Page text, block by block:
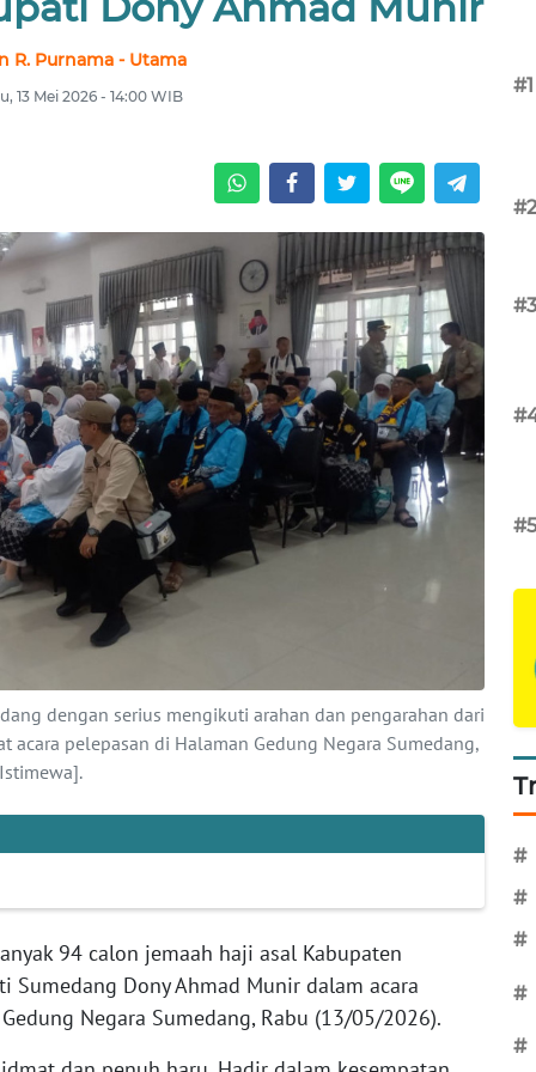
R. Purnama - Utama
13 Mei 2026 - 14:00 WIB
dengan serius mengikuti arahan dan pengarahan dari
acara pelepasan di Halaman Gedung Negara Sumedang,
94 calon jemaah haji asal Kabupaten
Sumedang Dony Ahmad Munir dalam acara
Negara Sumedang, Rabu (13/05/2026).
#1
#2
#3
#5
#
#
#
#
#